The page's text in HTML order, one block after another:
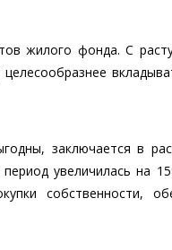
жилого фонда. С
заключается в
увеличилась на
собственности,